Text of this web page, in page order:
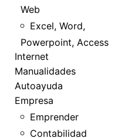
Web
Excel, Word,
Powerpoint, Access
Internet
Manualidades
Autoayuda
Empresa
Emprender
Contabilidad